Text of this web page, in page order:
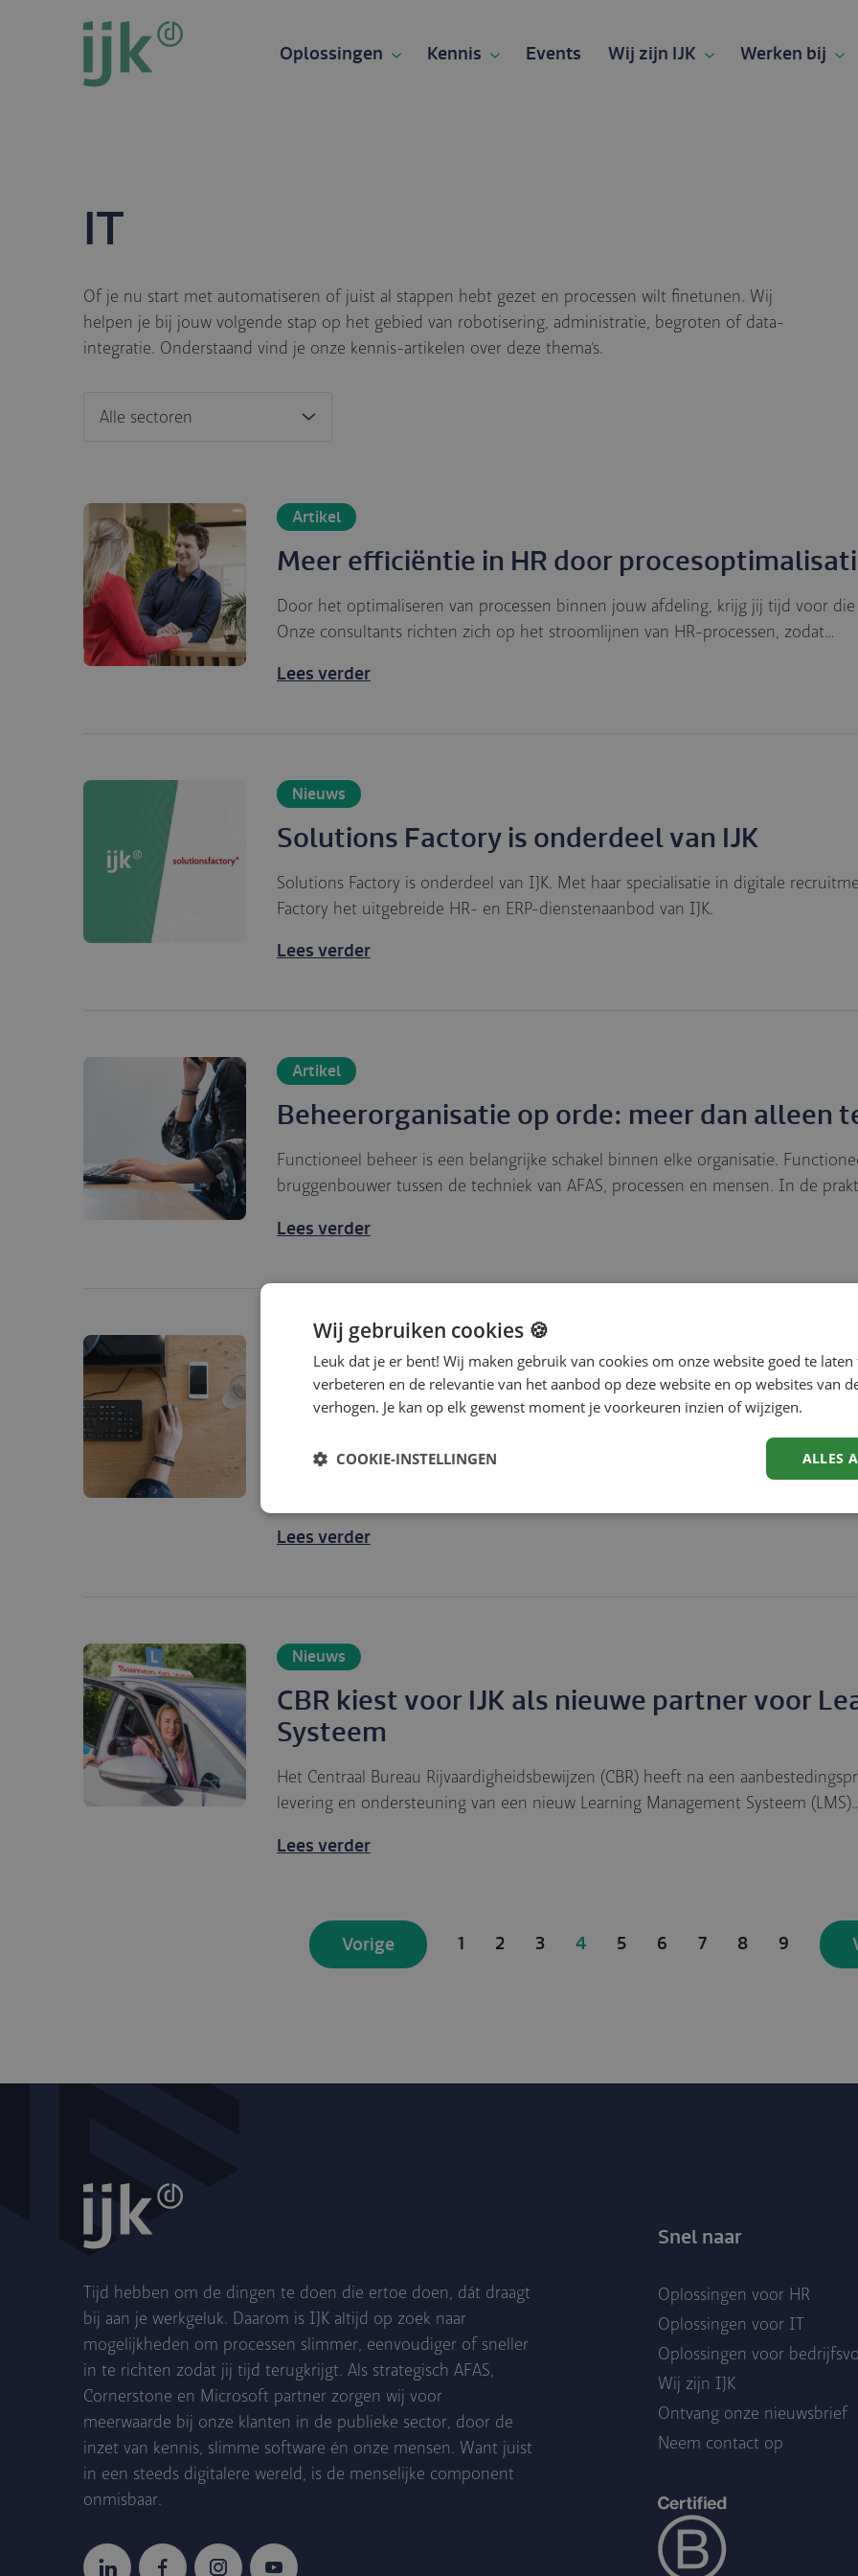
Oplossingen Kennis Events Wij zijn IJK Werken bij
IT
Of je nu start met automatiseren of juist al stappen hebt gezet en processen wilt finetunen. Wij
helpen je bij jouw volgende stap op het gebied van robotisering, administratie, begroten of data-
integratie. Onderstaand vind je onze kennis-artikelen over deze thema’s.
Artikel
Meer efficiëntie in HR door
Door het optimaliseren van processen binnen jouw afdeling, krijg jij tijd voor
Onze consultants richten zich op het stroomlijnen van HR-processen, zodat…
Lees verder
Nieuws
Solutions Factory is onderdeel van IJK
Solutions Factory is onderdeel van IJK. Met haar specialisatie in digitale
Factory het uitgebreide HR- en ERP-dienstenaanbod van IJK.
Lees verder
Artikel
Beheerorganisatie op orde: meer dan alleen
Functioneel beheer is een belangrijke schakel binnen elke organisatie.
bruggenbouwer tussen de techniek van AFAS, processen en mensen. In de
Lees verder
Nieuws
Implementatie van nieuw leerportaal voor
Buitenlandse Zaken
In 2023 is de Academie voor Internationale Betrekkingen gestart met de
Lees verder
Nieuws
CBR kiest voor IJK als nieuwe partner voor
Systeem
Het Centraal Bureau Rijvaardigheidsbewijzen (CBR) heeft na een
levering en ondersteuning van een nieuw Learning Management Systeem
Lees verder
Vorige Page
1 Page
2 Page
3 Huidige
4 Page
5 Page
6 Page
7 Page
8 Page
9
Tijd hebben om de dingen te doen die ertoe doen, dát draagt
bij aan je werkgeluk. Daarom is IJK altijd op zoek naar
mogelijkheden om processen slimmer, eenvoudiger of sneller
in te richten zodat jij tijd terugkrijgt. Als strategisch AFAS,
Cornerstone en Microsoft partner zorgen wij voor
meerwaarde bij onze klanten in de publieke sector, door de
inzet van kennis, slimme software én onze mensen. Want juist
in een steeds digitalere wereld, is de menselijke component
onmisbaar.
Snel naar
Oplossingen voor HR
Oplossingen voor IT
Oplossingen voor
Wij zijn IJK
Ontvang onze nieuwsbrief
Neem contact op
Wij gebruiken cookies 🍪
Leuk dat je er bent! Wij maken gebruik van cookies om onze website goed te
verbeteren en de relevantie van het aanbod op deze website en op websites van
verhogen. Je kan op elk gewenst moment je voorkeuren inzien of wijzigen.
ALLES
COOKIE-INSTELLINGEN